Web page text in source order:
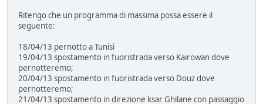
Ritengo che un programma di massima possa essere il
seguente:
18/04/13 pernotto a Tunisi
19/04/13 spostamento in fuoristrada verso Kairowan dove
pernotteremo;
20/04/13 spostamento in fuoristrada verso Douz dove
pernotteremo;
21/04/13 spostamento in direzione ksar Ghilane con passaggio